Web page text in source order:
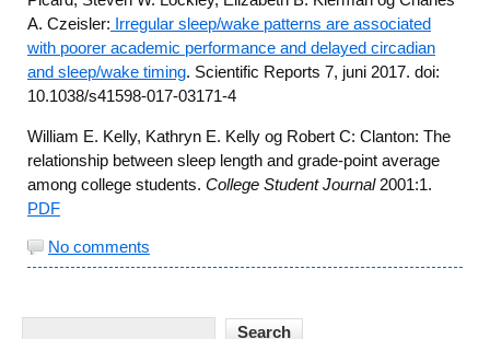
A. Czeisler: Irregular sleep/wake patterns are associated
with poorer academic performance and delayed circadian
and sleep/wake timing. Scientific Reports 7, juni 2017. doi:
10.1038/s41598-017-03171-4
William E. Kelly, Kathryn E. Kelly og Robert C: Clanton: The
relationship between sleep length and grade-point average
among college students. College Student Journal 2001:1.
PDF
No comments